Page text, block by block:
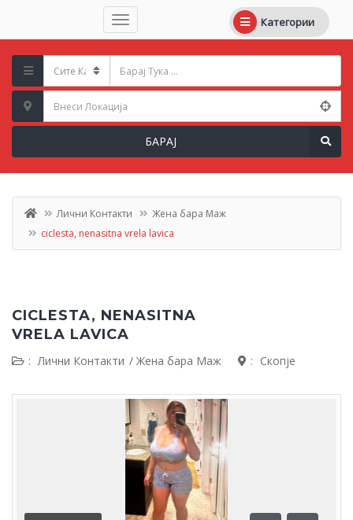
Категории
БАРАЈ
Лични Контакти
Жена бара Маж
ciclesta, nenasitna vrela lavica
CICLESTA, NENASITNA
VRELA LAVICA
: Лични Контакти / Жена бара Маж : Скопје